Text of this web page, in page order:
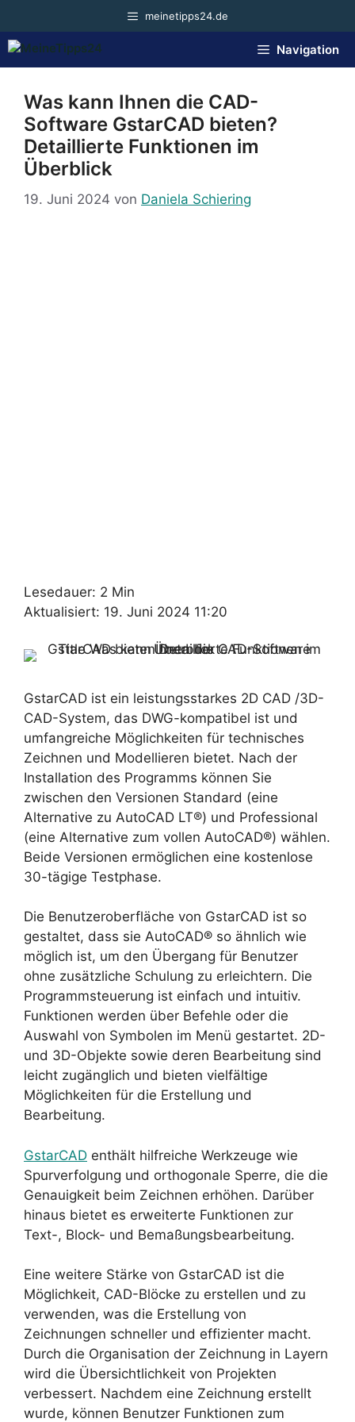
springen
meinetipps24.de
Navigation
Was kann Ihnen die CAD-
Software GstarCAD bieten?
Detaillierte Funktionen im
Überblick
19. Juni 2024 von Daniela Schiering
Lesedauer: 2 Min
Aktualisiert: 19. Juni 2024 11:20
GstarCAD ist ein leistungsstarkes 2D CAD /3D-
CAD-System, das DWG-kompatibel ist und
umfangreiche Möglichkeiten für technisches
Zeichnen und Modellieren bietet. Nach der
Installation des Programms können Sie
zwischen den Versionen Standard (eine
Alternative zu AutoCAD LT®) und Professional
(eine Alternative zum vollen AutoCAD®) wählen.
Beide Versionen ermöglichen eine kostenlose
30-tägige Testphase.
Die Benutzeroberfläche von GstarCAD ist so
gestaltet, dass sie AutoCAD® so ähnlich wie
möglich ist, um den Übergang für Benutzer
ohne zusätzliche Schulung zu erleichtern. Die
Programmsteuerung ist einfach und intuitiv.
Funktionen werden über Befehle oder die
Auswahl von Symbolen im Menü gestartet. 2D-
und 3D-Objekte sowie deren Bearbeitung sind
leicht zugänglich und bieten vielfältige
Möglichkeiten für die Erstellung und
Bearbeitung.
GstarCAD enthält hilfreiche Werkzeuge wie
Spurverfolgung und orthogonale Sperre, die die
Genauigkeit beim Zeichnen erhöhen. Darüber
hinaus bietet es erweiterte Funktionen zur
Text-, Block- und Bemaßungsbearbeitung.
Eine weitere Stärke von GstarCAD ist die
Möglichkeit, CAD-Blöcke zu erstellen und zu
verwenden, was die Erstellung von
Zeichnungen schneller und effizienter macht.
Durch die Organisation der Zeichnung in Layern
wird die Übersichtlichkeit von Projekten
verbessert. Nachdem eine Zeichnung erstellt
wurde, können Benutzer Funktionen zum